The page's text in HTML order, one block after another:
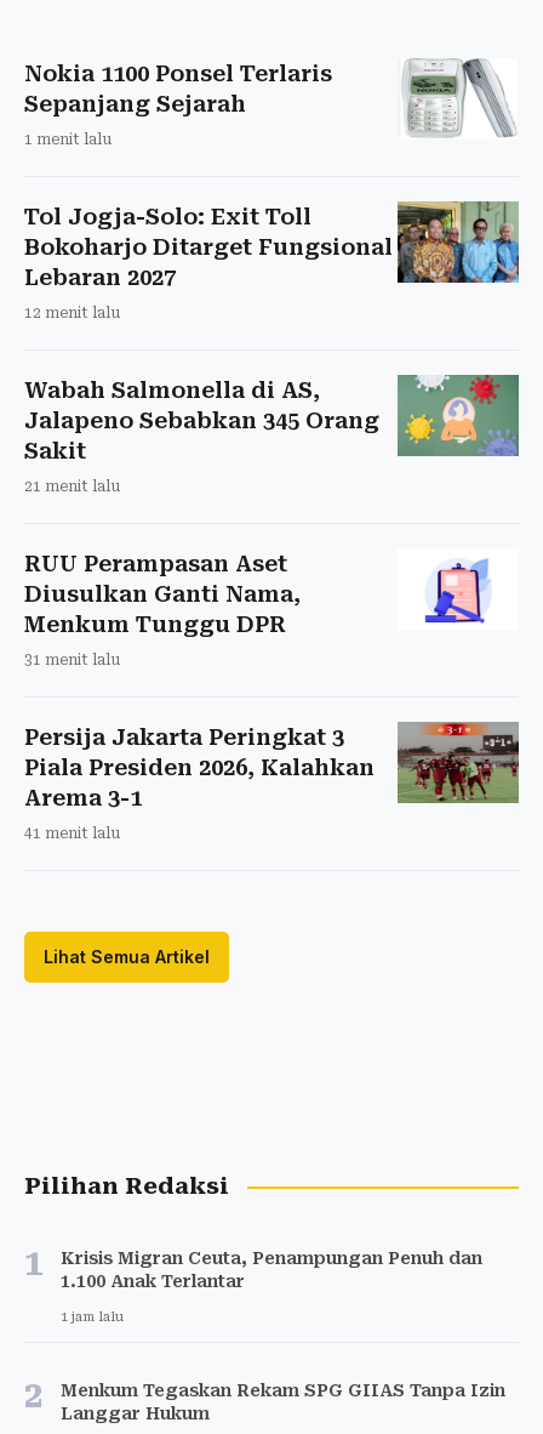
Nokia 1100 Ponsel Terlaris
Sepanjang Sejarah
1 menit lalu
Tol Jogja-Solo: Exit Toll
Bokoharjo Ditarget Fungsional
Lebaran 2027
12 menit lalu
Wabah Salmonella di AS,
Jalapeno Sebabkan 345 Orang
Sakit
21 menit lalu
RUU Perampasan Aset
Diusulkan Ganti Nama,
Menkum Tunggu DPR
31 menit lalu
Persija Jakarta Peringkat 3
Piala Presiden 2026, Kalahkan
Arema 3-1
41 menit lalu
Lihat Semua Artikel
Pilihan Redaksi
1
Krisis Migran Ceuta, Penampungan Penuh dan
1.100 Anak Terlantar
1 jam lalu
2
Menkum Tegaskan Rekam SPG GIIAS Tanpa Izin
Langgar Hukum